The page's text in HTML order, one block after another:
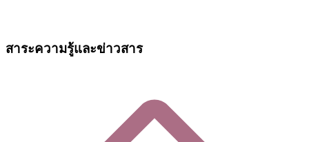
สาระความรู้และข่าวสาร